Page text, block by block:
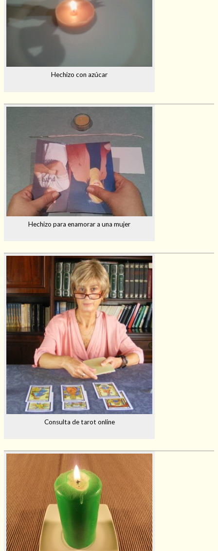
Hechizo con azúcar
Hechizo para enamorar a una mujer
Consulta de tarot online